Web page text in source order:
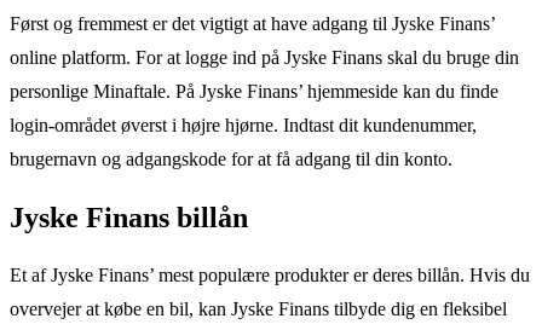
Først og fremmest er det vigtigt at have adgang til Jyske Finans’
online platform. For at logge ind på Jyske Finans skal du bruge din
personlige Minaftale. På Jyske Finans’ hjemmeside kan du finde
login-området øverst i højre hjørne. Indtast dit kundenummer,
brugernavn og adgangskode for at få adgang til din konto.
Jyske Finans billån
Et af Jyske Finans’ mest populære produkter er deres billån. Hvis du
overvejer at købe en bil, kan Jyske Finans tilbyde dig en fleksibel